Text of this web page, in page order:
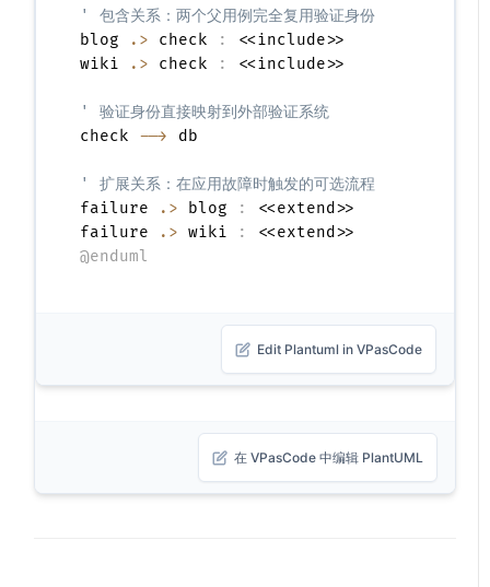
' 包含关系：两个父用例完全复用验证身份
blog
.> check :
<<include>>
wiki
.> check : <<include>>
' 验证身份直接映射到外部验证系统
check --> db
' 扩展关系：在应用故障时触发的可选流程
failure
.> blog :
<<extend>>
failure
.> wiki :
@enduml
Edit Plantuml in VPasCode
在 VPasCode 中编辑 PlantUML